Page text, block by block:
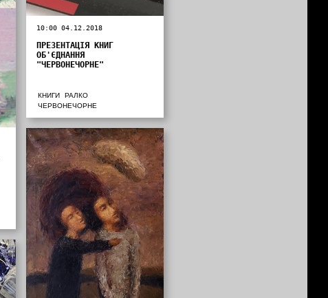
10:00 04.12.2018
ПРЕЗЕНТАЦІЯ КНИГ
ОБ'ЄДНАННЯ
"ЧЕРВОНЕЧОРНЕ"
КНИГИ
РАЛКО
ЧЕРВОНЕЧОРНЕ